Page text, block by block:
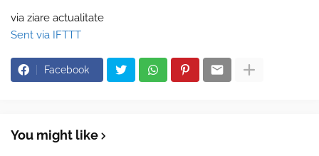
via ziare actualitate
Sent via IFTTT
Facebook
You might like